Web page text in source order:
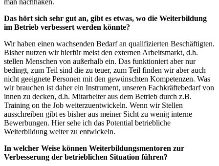
Das hört sich sehr gut an, gibt es etwas, wo die Weiterbildung
im Betrieb verbessert werden könnte?
Wir haben einen wachsenden Bedarf an qualifizierten Beschäftigten.
Bisher nutzen wir hierfür meist den externen Arbeitsmarkt, d.h.
stellen Menschen von außerhalb ein. Das funktioniert aber nur
bedingt, zum Teil sind die zu teuer, zum Teil finden wir aber auch
nicht geeignete Personen mit den gewünschten Kompetenzen. Was
wir brauchen ist daher ein Instrument, unseren Fachkräftebedarf von
innen zu decken, d.h. Mitarbeiter aus dem Betrieb durch z.B.
Training on the Job weiterzuentwickeln. Wenn wir Stellen
ausschreiben gibt es bisher aus meiner Sicht zu wenig interne
Bewerbungen. Hier sehe ich das Potential betriebliche
Weiterbildung weiter zu entwickeln.
In welcher Weise können Weiterbildungsmentoren zur
Verbesserung der betrieblichen Situation führen?